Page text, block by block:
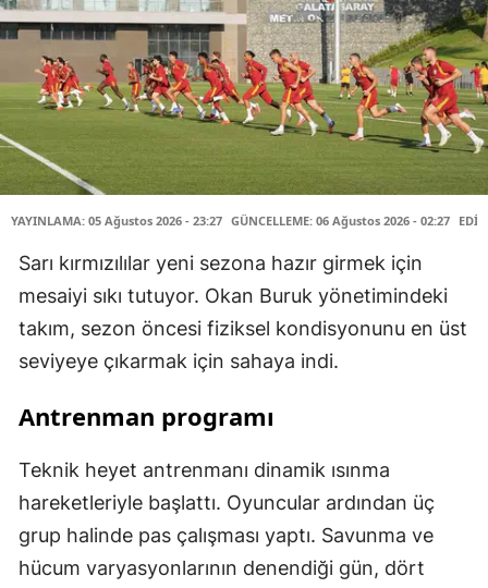
YAYINLAMA: 05 Ağustos 2026 - 23:27 GÜNCELLEME: 06 Ağustos 2026 - 02:27
Sarı kırmızılılar yeni sezona hazır girmek için
mesaiyi sıkı tutuyor. Okan Buruk yönetimindeki
takım, sezon öncesi fiziksel kondisyonunu en üst
seviyeye çıkarmak için sahaya indi.
Antrenman programı
Teknik heyet antrenmanı dinamik ısınma
hareketleriyle başlattı. Oyuncular ardından üç
grup halinde pas çalışması yaptı. Savunma ve
hücum varyasyonlarının denendiği gün, dört